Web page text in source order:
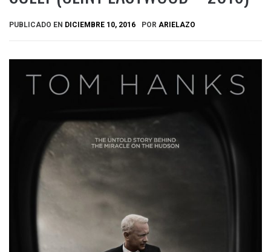
PUBLICADO EN DICIEMBRE 10, 2016 POR ARIELAZO